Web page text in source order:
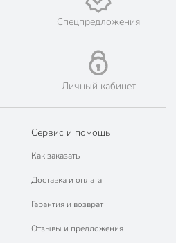
Спецпредложения
Личный кабинет
Сервис и помощь
Как заказать
Доставка и оплата
Гарантия и возврат
Отзывы и предложения